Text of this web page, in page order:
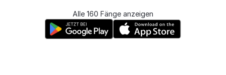
Alle 160 Fänge anzeigen